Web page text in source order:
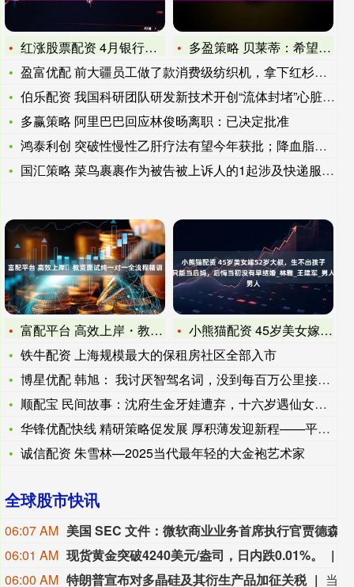
红涨股票配资 4月银行结售汇顺差401亿美元 专家：市场经受
多盈策略 贝莱蒂：希望未来有机会为巴西足球做贡献；我们会争取
盈富优配 前大疆员工做了款消费级纺织机，拿下红杉、顺为、米哈
伯乐配资 我国科研团队研发新技术开创“流体封堵”心脏介入治疗
多赢策略 阿里巴巴回应林俊旸离职：已决定批准
鸿泰利创 突破性慢性乙肝疗法有望今年获批；降血脂！FDA再批
国汇策略 菜鸟裹裹作为被告被上诉人的1起涉及快递服务合同纠纷
富配平台 高效上岸・教资面试纯一对一全流程精训
小熊猫配资 45岁美女嫁52岁大叔，生不出孩子只能当后妈，后
铁牛配资 上海规模最大的保租房社区全部入市
博星优配 韩旭： 我讨厌智驾名词，没到每百万公里接管一次，别
顺配宝 民间故事：沈府生金牙娃遭弃，十六岁遇仙女现神龙真身
华锋优配快线 精研策略促发展 厚积薄发迎新程——平顶山市20
诚信配资 朱雪林—2025当代最年轻的大金袍艺术家
全球股市快讯
06:07 AM
06:01 AM 现货黄金突破4240美元/盎司，日内跌0.01%。
06:00 AM 特朗普宣布对多晶硅及其衍生产品加征关税